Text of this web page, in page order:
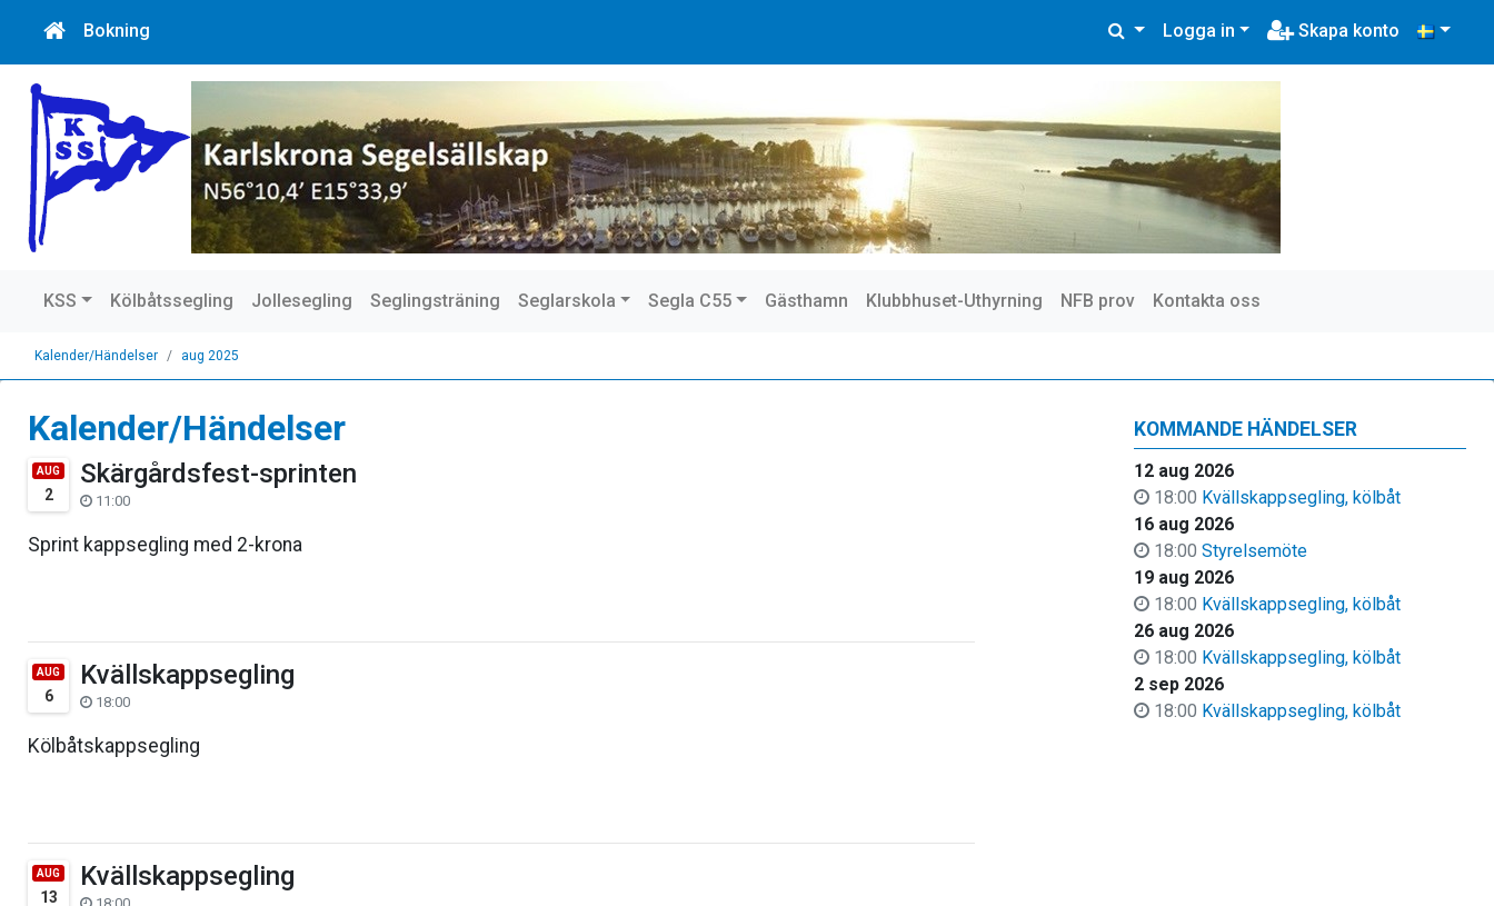
Bokning Logga in Skapa konto
KSS Kölbåtssegling Jollesegling Seglingsträning Seglarskola Segla C55 Gästhamn Klubbhuset-Uthyrning NFB prov Kontakta oss
Kalender/Händelser aug 2025
KOMMANDE HÄNDELSER
12 aug 2026
18:00 Kvällskappsegling, kölbåt
16 aug 2026
18:00 Styrelsemöte
19 aug 2026
18:00 Kvällskappsegling, kölbåt
26 aug 2026
18:00 Kvällskappsegling, kölbåt
2 sep 2026
18:00 Kvällskappsegling, kölbåt
Kalender/Händelser
AUG
2
Skärgårdsfest-sprinten
11:00
Sprint kappsegling med 2-krona
AUG
6
Kvällskappsegling
18:00
Kölbåtskappsegling
AUG
13
Kvällskappsegling